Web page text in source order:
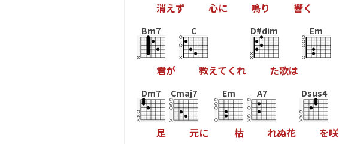
消えず 心に 鳴り 響く
Bm7
君が
C
教えてく れ
D#dim
た歌は
Em
Dm7
足
Cmaj7
元に
Em
枯
A7
れぬ花
Dsus4
を咲